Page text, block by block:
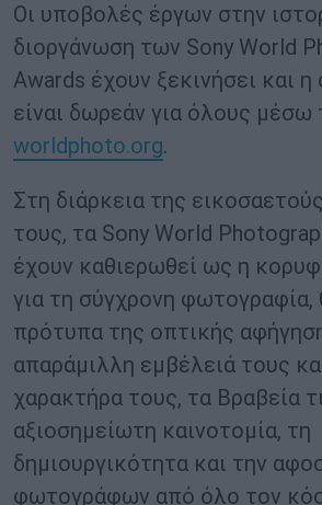
Οι υποβολές έργων στην
διοργάνωση των Sony World
Awards έχουν ξεκινήσει και
είναι δωρεάν για όλους μέσω
worldphoto.org.
Στη διάρκεια της
τους, τα Sony World
έχουν καθιερωθεί ως η
για τη σύγχρονη φωτογραφία,
πρότυπα της οπτικής
απαράμιλλη εμβέλειά τους
χαρακτήρα τους, τα Βραβεία
αξιοσημείωτη καινοτομία, τη
δημιουργικότητα και την
φωτογράφων από όλο τον